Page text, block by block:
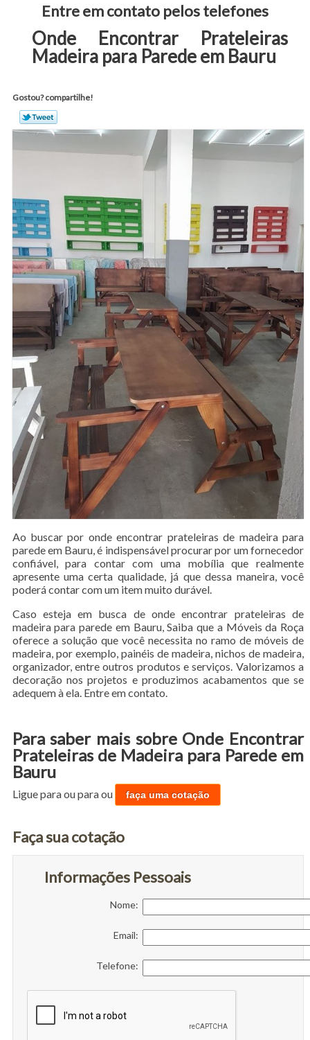
Entre em contato pelos telefones
Onde Encontrar Prateleiras
Madeira para Parede em Bauru
Gostou? compartilhe!
Ao buscar por onde encontrar prateleiras de madeira para
parede em Bauru, é indispensável procurar por um fornecedor
confiável, para contar com uma mobília que realmente
apresente uma certa qualidade, já que dessa maneira, você
poderá contar com um item muito durável.
Caso esteja em busca de onde encontrar prateleiras de
madeira para parede em Bauru, Saiba que a Móveis da Roça
oferece a solução que você necessita no ramo de móveis de
madeira, por exemplo, painéis de madeira, nichos de madeira,
organizador, entre outros produtos e serviços. Valorizamos a
decoração nos projetos e produzimos acabamentos que se
adequem à ela. Entre em contato.
Para saber mais sobre Onde Encontrar
Prateleiras de Madeira para Parede em
Bauru
Ligue paraou paraou faça uma cotação
Faça sua cotação
Informações Pessoais
Nome:
Email:
Telefone: